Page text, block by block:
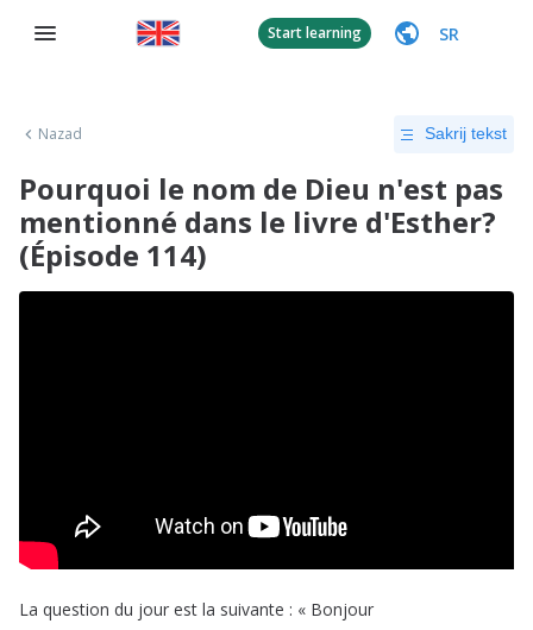
Start learning SR
Nazad Sakrij tekst
Pourquoi le nom de Dieu n'est pas
mentionné dans le livre d'Esther?
(Épisode 114)
La question du jour est la suivante : « Bonjour